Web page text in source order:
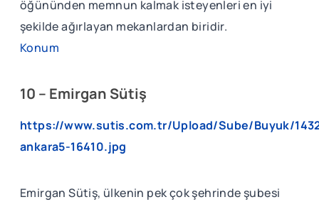
öğününden memnun kalmak isteyenleri en iyi
şekilde ağırlayan mekanlardan biridir.
Konum
10 – Emirgan Sütiş
https://www.sutis.com.tr/Upload/Sube/Buyuk/
ankara5-16410.jpg
Emirgan Sütiş, ülkenin pek çok şehrinde şubesi